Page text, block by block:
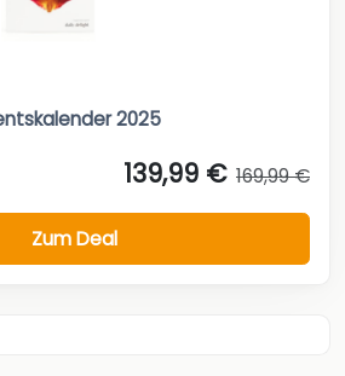
2025
139,99 € 169,99 €
Zum Deal